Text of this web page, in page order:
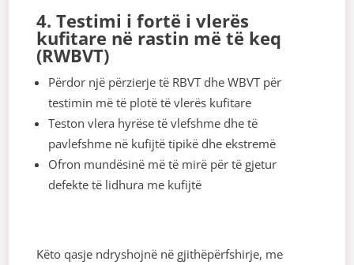
4. Testimi i fortë i vlerës
kufitare në rastin më të keq
(RWBVT)
Përdor një përzierje të RBVT dhe WBVT për
testimin më të plotë të vlerës kufitare
Teston vlera hyrëse të vlefshme dhe të
pavlefshme në kufijtë tipikë dhe ekstremë
Ofron mundësinë më të mirë për të gjetur
defekte të lidhura me kufijtë
Këto qasje ndryshojnë në gjithëpërfshirje, me